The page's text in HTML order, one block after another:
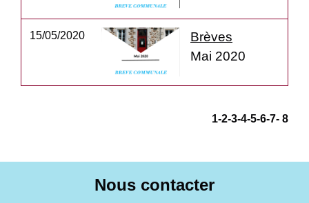
15/05/2020
Brèves
Mai 2020
1-2-3-4-5-6-7- 8
Nous contacter